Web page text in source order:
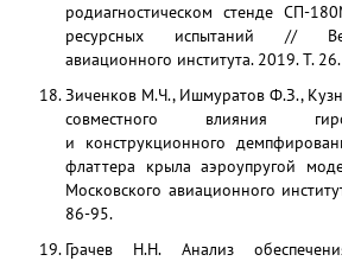
родиагностическом стенде СП-
ресурсных испытаний //
авиационного института. 2019. Т.
Зиченков М.Ч., Ишмуратов Ф.З.,
совместного влияния
и конструкционного
флаттера крыла аэроупругой
Московского авиационного
86-95.
Грачев Н.Н. Анализ